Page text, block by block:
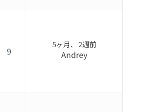
9
5ヶ月、 2週前
Andrey